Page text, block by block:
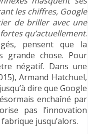
les chiffres, Google
de briller avec une
qu’actuellement.
pensent que la
grande chose. Pour
négatif. Dans une
Armand Hatchuel,
dire que Google
enchaîné par
pas l’innovation
jusqu’alors.